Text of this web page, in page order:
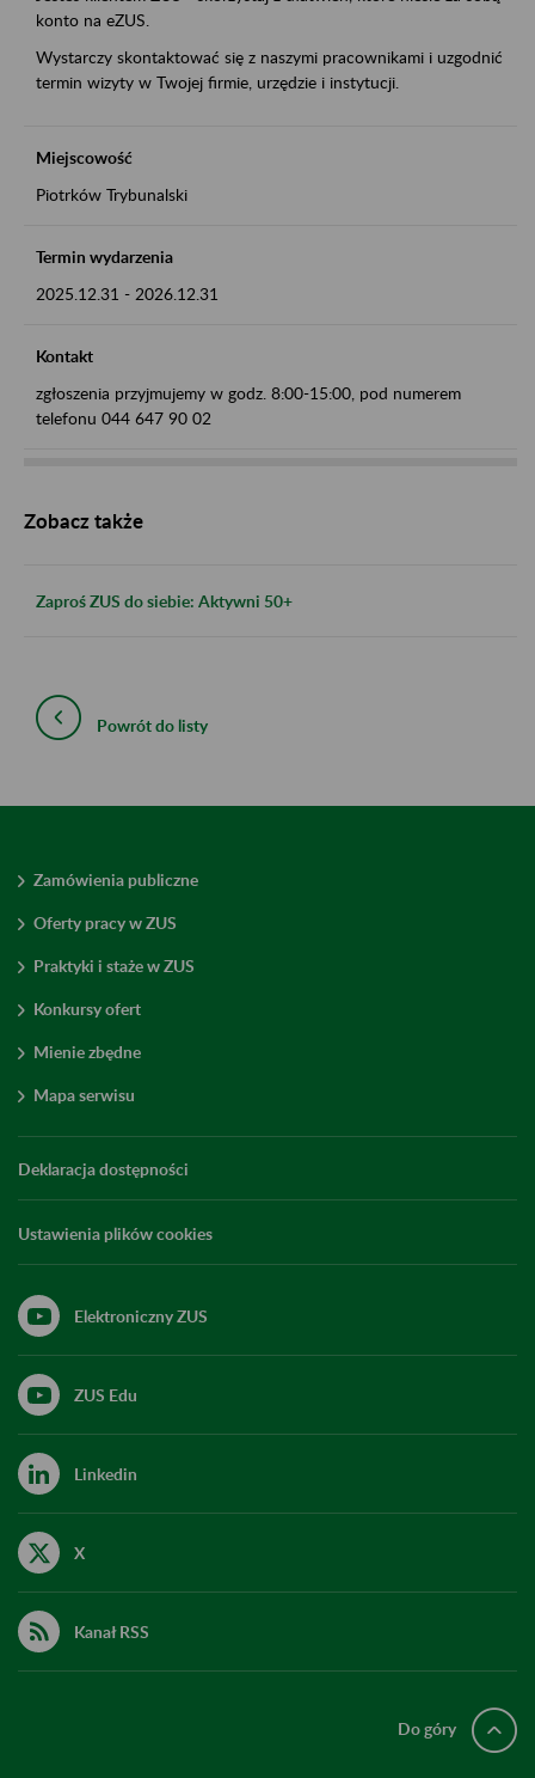
konto na eZUS.
Wystarczy skontaktować się z naszymi pracownikami i uzgodnić
termin wizyty w Twojej firmie, urzędzie i instytucji.
Miejscowość
Piotrków Trybunalski
Termin wydarzenia
2025.12.31 - 2026.12.31
Kontakt
zgłoszenia przyjmujemy w godz. 8:00-15:00, pod numerem
telefonu 044 647 90 02
Zobacz także
Zaproś ZUS do siebie: Aktywni 50+
Powrót do listy
Zamówienia publiczne
Oferty pracy w ZUS
Praktyki i staże w ZUS
Konkursy ofert
Mienie zbędne
Mapa serwisu
Deklaracja dostępności
Ustawienia plików cookies
Elektroniczny ZUS
ZUS Edu
Linkedin
X
Kanał RSS
Do góry